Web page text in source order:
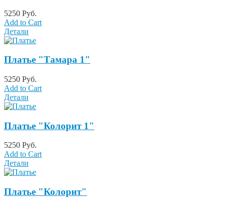
5250 Руб.
Add to Cart
Детали
Платье "Тамара 1"
5250 Руб.
Add to Cart
Детали
Платье "Колорит 1"
5250 Руб.
Add to Cart
Детали
Платье "Колорит"